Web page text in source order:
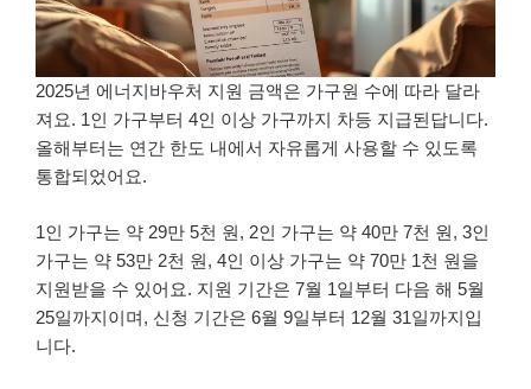
2025년 에너지바우처 지원 금액은 가구원 수에 따라 달라
져요. 1인 가구부터 4인 이상 가구까지 차등 지급된답니다.
올해부터는 연간 한도 내에서 자유롭게 사용할 수 있도록
통합되었어요.
1인 가구는 약 29만 5천 원, 2인 가구는 약 40만 7천 원, 3인
가구는 약 53만 2천 원, 4인 이상 가구는 약 70만 1천 원을
지원받을 수 있어요. 지원 기간은 7월 1일부터 다음 해 5월
25일까지이며, 신청 기간은 6월 9일부터 12월 31일까지입
니다.